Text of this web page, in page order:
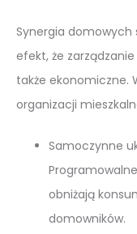
Synergia
efekt, że
także ekonomiczne.
organizacji
Samoczynne
obniżają
domowników.